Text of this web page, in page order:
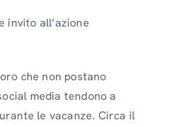
invito all’azione
che non postano
media tendono a
le vacanze. Circa il